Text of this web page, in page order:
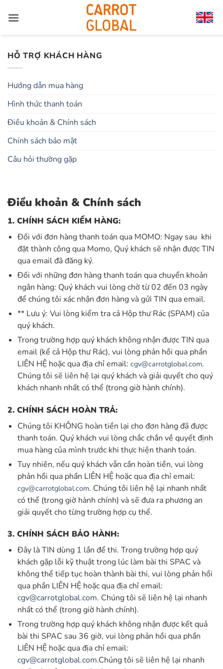
đến
Điều khoản & Chính sách
1. CHÍNH SÁCH KIỂM HÀNG:
Đối với đơn hàng thanh toán qua MOMO: Ngay sau khi
đặt thành công qua Momo, Quý khách sẽ nhận được TIN
qua email đã đăng ký.
Đối với những đơn hàng thanh toán qua chuyển khoản
ngân hàng: Quý khách vui lòng chờ từ 02 đến 03 ngày
để chúng tôi xác nhận đơn hàng và gửi TIN qua email.
** Lưu ý: Vui lòng kiểm tra cả Hộp thư Rác (SPAM) của
quý khách.
Trong trường hợp quý khách không nhận được TIN qua
email (kể cả Hộp thư Rác), vui lòng phản hồi qua phần
LIÊN HỆ hoặc qua địa chỉ email: cgv@carrotglobal.com.
Chúng tôi sẽ liên hệ lại quý khách và giải quyết cho quý
khách nhanh nhất có thể (trong giờ hành chính).
2. CHÍNH SÁCH HOÀN TRẢ:
Chúng tôi KHÔNG hoàn tiền lại cho đơn hàng đã được
thanh toán. Quý khách vui lòng chắc chắn về quyết định
mua hàng của mình trước khi thực hiện thanh toán.
Tuy nhiên, nếu quý khách vẫn cần hoàn tiền, vui lòng
phản hồi qua phần LIÊN HỆ hoặc qua địa chỉ email:
cgv@carrotglobal.com. Chúng tôi liên hệ lại nhanh nhất
có thể (trong giờ hành chính) và sẽ đưa ra phương an
giải quyết cho từng trường hợp cụ thể.
3. CHÍNH SÁCH BẢO HÀNH:
Đây là TIN dùng 1 lần để thi. Trong trường hợp quý
khách gặp lỗi kỹ thuật trong lúc làm bài thi SPAC và
không thể tiếp tục hoàn thành bài thi, vui lòng phản hồi
qua phần LIÊN HỆ hoặc qua địa chỉ email:
cgv@carrotglobal.com. Chúng tôi sẽ liên hệ lại nhanh
nhất có thể (trong giờ hành chính).
Trong trường hợp quý khách không nhận được kết quả
bài thi SPAC sau 36 giờ, vui lòng phản hồi qua phần
LIÊN HỆ hoặc qua địa chỉ email:
cgv@carrotglobal.com.Chúng tôi sẽ liên hệ lại nhanh
HỖ TRỢ KHÁCH HÀNG
Hướng dẫn mua hàng
Hình thức thanh toán
Điều khoản & Chính sách
Chính sách bảo mật
Câu hỏi thường gặp